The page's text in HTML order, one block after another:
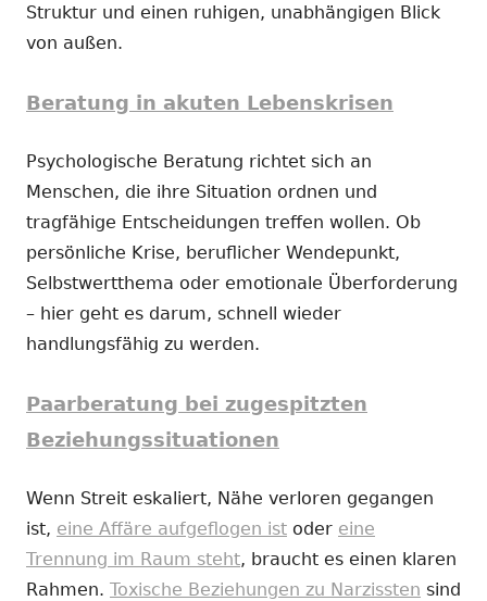
Struktur und einen ruhigen, unabhängigen Blick
von außen.
Beratung in akuten Lebenskrisen
Psychologische Beratung richtet sich an
Menschen, die ihre Situation ordnen und
tragfähige Entscheidungen treffen wollen. Ob
persönliche Krise, beruflicher Wendepunkt,
Selbstwertthema oder emotionale Überforderung
– hier geht es darum, schnell wieder
handlungsfähig zu werden.
Paarberatung bei zugespitzten
Beziehungssituationen
Wenn Streit eskaliert, Nähe verloren gegangen
ist, eine Affäre aufgeflogen ist oder eine
Trennung im Raum steht, braucht es einen klaren
Rahmen. Toxische Beziehungen zu Narzissten sind